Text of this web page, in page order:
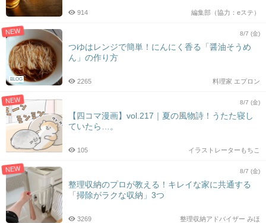
編集部（協力：eステ）
914
NEW
BLOG
8/7 (金)
つゆはレンジで簡単！にんにく香る「醤油そうめ
ん」の作り方
料理家 エプロン
2265
NEW 8/7 (金)
【四コマ漫画】vol.217｜夏の風物詩！うたた寝し
ていたら…。
イラストレーターもちこ
105
NEW 8/7 (金)
整理収納のプロが教える！キレイな家に共通する
「掃除がラクな収納」3つ
整理収納アドバイザー みほ
3269